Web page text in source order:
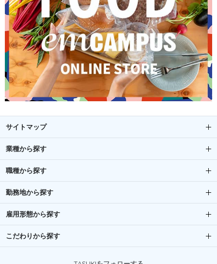
サイトマップ
業種から探す
職種から探す
勤務地から探す
雇用形態から探す
こだわりから探す